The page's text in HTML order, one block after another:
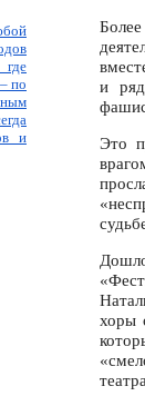
по
и
и
Это
хоры